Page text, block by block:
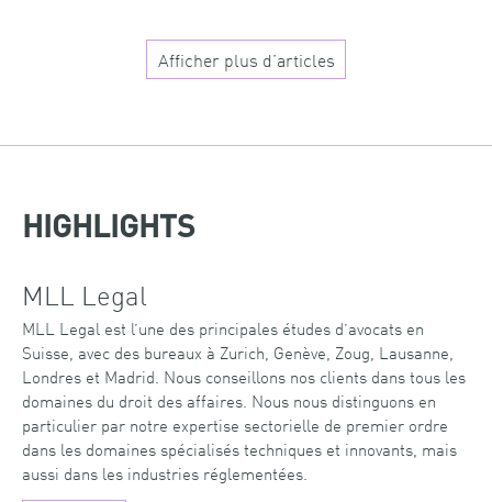
Afficher plus d’articles
HIGHLIGHTS
MLL Legal
MLL Legal est l’une des principales études d’avocats en
Suisse, avec des bureaux à Zurich, Genève, Zoug, Lausanne,
Londres et Madrid. Nous conseillons nos clients dans tous les
domaines du droit des affaires. Nous nous distinguons en
particulier par notre expertise sectorielle de premier ordre
dans les domaines spécialisés techniques et innovants, mais
aussi dans les industries réglementées.